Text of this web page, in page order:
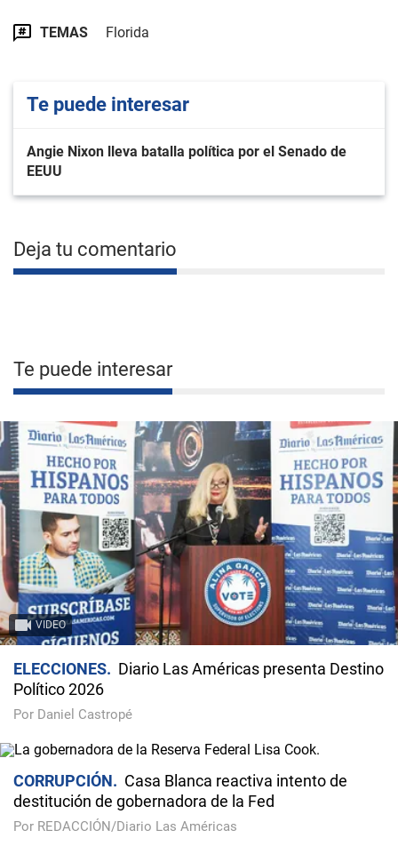
TEMAS Florida
Te puede interesar
Angie Nixon lleva batalla política por el Senado de
EEUU
Deja tu comentario
Te puede interesar
VIDEO
ELECCIONES
Diario Las Américas presenta Destino
Político 2026
Por Daniel Castropé
CORRUPCIÓN
Casa Blanca reactiva intento de
destitución de gobernadora de la Fed
Por REDACCIÓN/Diario Las Américas